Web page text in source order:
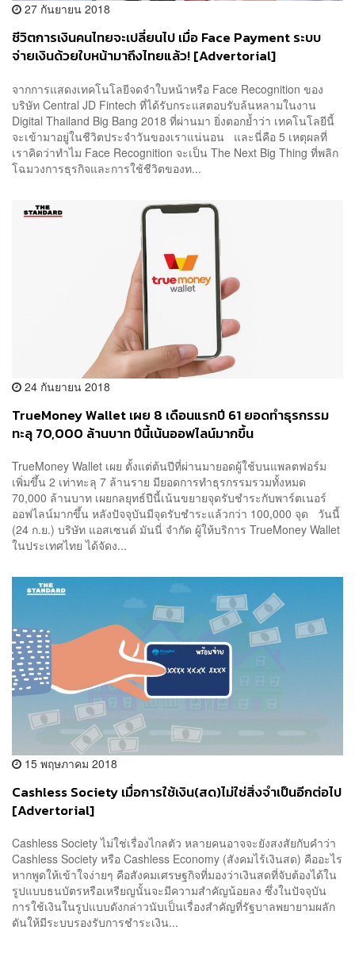
27 กันยายน 2018
ชีวิตการเงินคนไทยจะเปลี่ยนไป เมื่อ Face Payment ระบบ
จ่ายเงินด้วยใบหน้ามาถึงไทยแล้ว! [Advertorial]
จากการแสดงเทคโนโลยีจดจำใบหน้าหรือ Face Recognition ของ
บริษัท Central JD Fintech ที่ได้รับกระแสตอบรับล้นหลามในงาน
Digital Thailand Big Bang 2018 ที่ผ่านมา ยิ่งตอกย้ำว่า เทคโนโลยีนี้
จะเข้ามาอยู่ในชีวิตประจำวันของเราแน่นอน และนี่คือ 5 เหตุผลที่
เราคิดว่าทำไม Face Recognition จะเป็น The Next Big Thing ที่พลิก
โฉมวงการธุรกิจและการใช้ชีวิตของท...
24 กันยายน 2018
TrueMoney Wallet เผย 8 เดือนแรกปี 61 ยอดทำธุรกรรม
ทะลุ 70,000 ล้านบาท ปีนี้เน้นออฟไลน์มากขึ้น
TrueMoney Wallet เผย ตั้งแต่ต้นปีที่ผ่านมายอดผู้ใช้บนแพลตฟอร์ม
เพิ่มขึ้น 2 เท่าทะลุ 7 ล้านราย มียอดการทำธุรกรรมรวมทั้งหมด
70,000 ล้านบาท เผยกลยุทธ์ปีนี้เน้นขยายจุดรับชำระกับพาร์ตเนอร์
ออฟไลน์มากขึ้น หลังปัจจุบันมีจุดรับชำระแล้วกว่า 100,000 จุด วันนี้
(24 ก.ย.) บริษัท แอสเซนด์ มันนี่ จำกัด ผู้ให้บริการ TrueMoney Wallet
ในประเทศไทย ได้จัดง...
15 พฤษภาคม 2018
Cashless Society เมื่อการใช้เงิน(สด)ไม่ใช่สิ่งจำเป็นอีกต่อไป
[Advertorial]
Cashless Society ไม่ใช่เรื่องไกลตัว หลายคนอาจจะยังสงสัยกับคำว่า
Cashless Society หรือ Cashless Economy (สังคมไร้เงินสด) คืออะไร
หากพูดให้เข้าใจง่ายๆ คือสังคมเศรษฐกิจที่มองว่าเงินสดที่จับต้องได้ใน
รูปแบบธนบัตรหรือเหรียญนั้นจะมีความสำคัญน้อยลง ซึ่งในปัจจุบัน
การใช้เงินในรูปแบบดังกล่าวนับเป็นเรื่องสำคัญที่รัฐบาลพยายามผลัก
ดันให้มีระบบรองรับการชำระเงิน...